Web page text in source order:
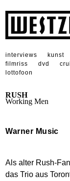
interviews kunst
filmriss
dvd
lottofoon
RUSH
Working Men
Warner Music
Als alter Rush-
das Trio aus